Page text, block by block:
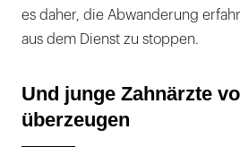
es daher, die Abwanderung
aus dem Dienst zu stoppen.
Und junge Zahnärzte
überzeugen